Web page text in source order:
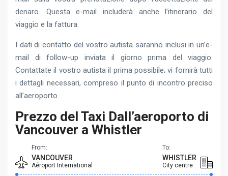
denaro. Questa e-mail includerà anche l’itinerario del
viaggio e la fattura.
I dati di contatto del vostro autista saranno inclusi in un’e-
mail di follow-up inviata il giorno prima del viaggio.
Contattate il vostro autista il prima possibile; vi fornirà tutti
i dettagli necessari, compreso il punto di incontro preciso
all’aeroporto.
Prezzo del Taxi Dall’aeroporto di
Vancouver a Whistler
From:
VANCOUVER
Aéroport International
To:
WHISTLER
City centre